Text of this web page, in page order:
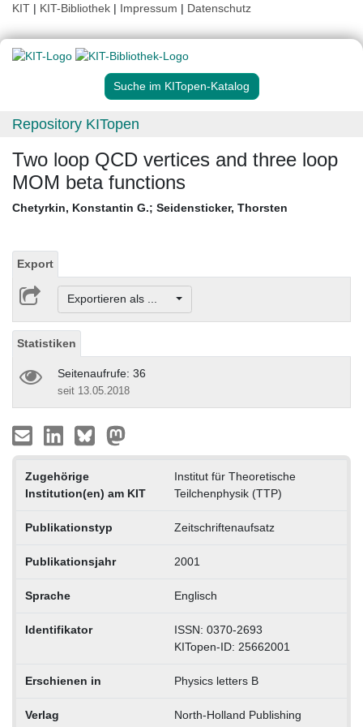
KIT | KIT-Bibliothek | Impressum | Datenschutz
Suche im KITopen-Katalog
Repository KITopen
Two loop QCD vertices and three loop
MOM beta functions
Chetyrkin, Konstantin G.; Seidensticker, Thorsten
Export
Exportieren als ...
Statistiken
Seitenaufrufe: 36
seit 13.05.2018
Zugehörige
Institution(en) am KIT
Institut für Theoretische
Teilchenphysik (TTP)
Publikationstyp Zeitschriftenaufsatz
Publikationsjahr 2001
Sprache Englisch
Identifikator
ISSN: 0370-2693
KITopen-ID: 25662001
Erschienen in Physics letters B
Verlag North-Holland Publishing